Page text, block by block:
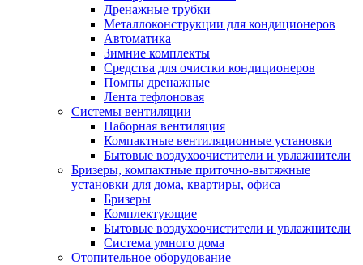
Дренажные трубки
Металлоконструкции для кондиционеров
Автоматика
Зимние комплекты
Средства для очистки кондиционеров
Помпы дренажные
Лента тефлоновая
Системы вентиляции
Наборная вентиляция
Компактные вентиляционные установки
Бытовые воздухоочистители и увлажнители
Бризеры, компактные приточно-вытяжные
установки для дома, квартиры, офиса
Бризеры
Комплектующие
Бытовые воздухоочистители и увлажнители
Система умного дома
Отопительное оборудование